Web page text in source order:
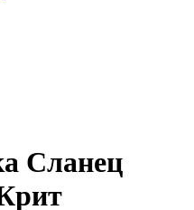
Сланец